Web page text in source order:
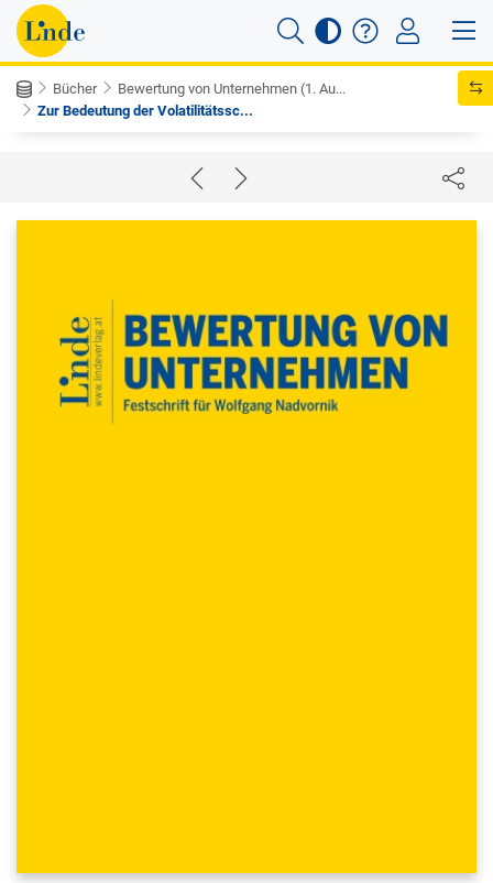
Bücher
Bewertung von Unternehmen (1. Au...
Zur Bedeutung der Volatilitätssc...